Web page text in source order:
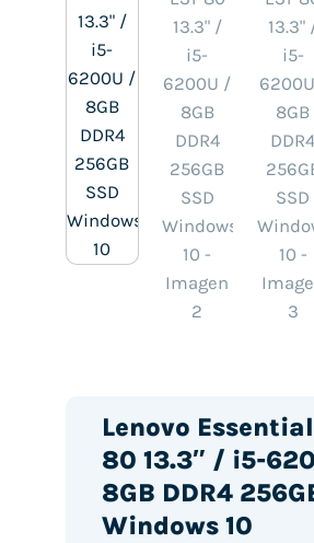
Lenovo
80 13.3″ / i5-
8GB DDR4
Windows 10